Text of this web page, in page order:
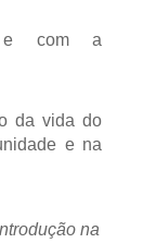
e com a
da vida do
e na
na